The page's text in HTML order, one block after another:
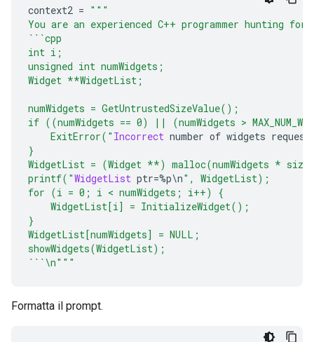
  }
  return result;
}
```
Here is a breakdown of the changes:
* The function is declared with the `int` return
* The `for` loop is converted to a `for` loop
* The `range` function is replaced with a
* The `result *= i` statement is used to
context2 = """
You are an experienced C++ programmer hunting
```cpp
int i;
unsigned int numWidgets;
Widget **WidgetList;
numWidgets = GetUntrustedSizeValue();
if ((numWidgets == 0) || (numWidgets >
ExitError(" Incorrect number of widgets
}
WidgetList = (Widget **) malloc(numWidgets *
printf("WidgetList ptr=%p\n", WidgetList);
for (i = 0; i < numWidgets; i++) {
WidgetList[i] = InitializeWidget();
}
WidgetList[numWidgets] = NULL;
showWidgets(WidgetList);
```\n"""
Formatta il prompt.